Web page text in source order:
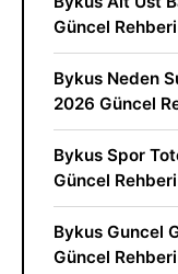
Güncel Rehberi
Bykus Neden
2026 Güncel
Bykus Spor
Güncel Rehberi
Bykus Guncel
Güncel Rehberi